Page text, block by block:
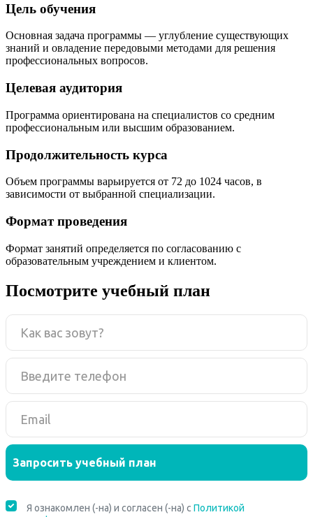
Цель обучения
Основная задача программы — углубление существующих
знаний и овладение передовыми методами для решения
профессиональных вопросов.
Целевая аудитория
Программа ориентирована на специалистов со средним
профессиональным или высшим образованием.
Продолжительность курса
Объем программы варьируется от 72 до 1024 часов, в
зависимости от выбранной специализации.
Формат проведения
Формат занятий определяется по согласованию с
образовательным учреждением и клиентом.
Посмотрите учебный план